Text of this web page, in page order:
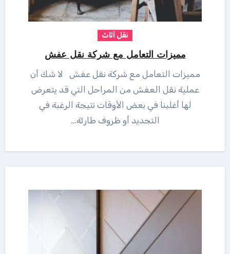
نقل أثاث
مميزات التعامل مع شركة نقل عفش
مميزات التعامل مع شركة نقل عفش لا شك أن
عملية نقل العفش من المراحل التي قد يتعرض
لها أغلبنا في بعض الأوقات نتيجة الرغبة في
التجديد أو ظروف طارئة…